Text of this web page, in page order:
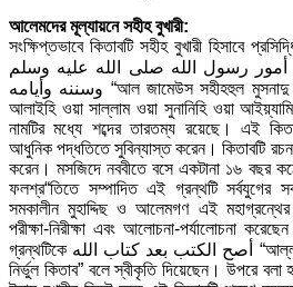
আলেমদের মূল্যায়নে সহীহ বুখারী:
সংক্ষিপ্তভাবে কিতাবটি সহীহ বুখারী হিসাবে
أمور رسول الله صلى الله عليه وسلم
وسننه وأيامه “আল জামেউস সহীহহুল মুসনাদু মিন উমরি রাসূলিল্লাহি সাল্লাল্লাহু
আলাইহি ওয়া সাল্লাম ওয়া সুনানিহি ওয়া
নামটির মধ্যে শব্দের তারতম্য রয়েছে। এই
আধুনিক পদ্ধতিতে সুবিন্যাস্ত করেন। কিতাবটি
করেন। মসজিদে নববীতে বসে একটানা ১৬ বছর
ফলশ্র“তিতে সম্পাদিত এই গ্রন্থটি
সমকালীন মুহাদ্দিছ ও আলেমগণ এই মহাগ্রন্থের
পরীক্ষা-নিরীক্ষা এবং আলোচনা-পর্যালোচনা
গ্রন্থটিকে أصح الكتب بعد كتاب الله “আল্লাহর কিতাবের পর সর্বাধিক বিশুদ্ধ ও
নির্ভুল কিতাব” বলে স্বীকৃতি দিয়েছেন। উপরে